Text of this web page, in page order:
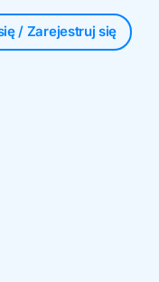
/ Zarejestruj się